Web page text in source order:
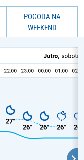
POGODA NA
WEEKEND